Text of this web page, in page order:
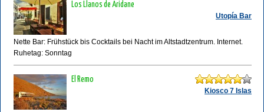
Utopía Bar
Los Llanos de Aridane
Nette Bar: Frühstück bis Cocktails bei Nacht im Altstadtzentrum. Internet.
Ruhetag: Sonntag
Kiosco 7 Islas
El Remo